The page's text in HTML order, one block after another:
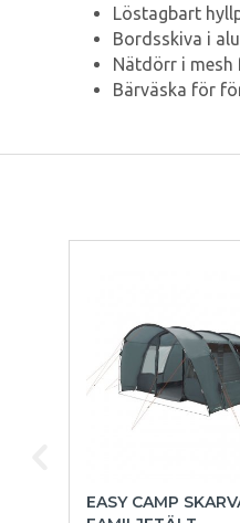
Löstagbart
Bordsskiva i
Nätdörr i
Bärväska för
EASY CAMP